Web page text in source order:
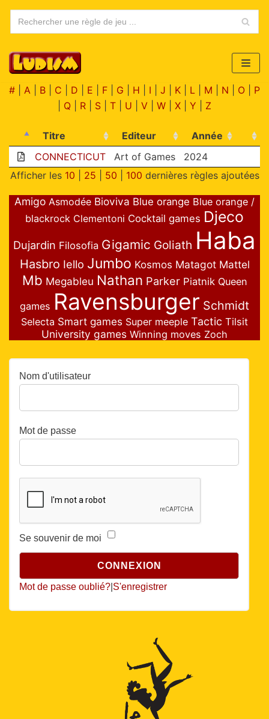
Aller
au
contenu
# A B C D E F G H I J K L M N O
P
Q R S T U V W X Y Z
Titre Editeur
Année
CONNECTICUT
Art of Games
2024
Afficher les 10 25 50 100 dernières règles ajoutées
Amigo Asmodée Bioviva Blue orange Blue orange /
blackrock Clementoni Cocktail games Djeco
Dujardin Filosofia Gigamic Goliath Haba
Hasbro Iello Jumbo Kosmos Matagot Mattel
Mb Megableu Nathan Parker Piatnik Queen
games Ravensburger Schmidt
Selecta Smart games Super meeple Tactic Tilsit
University games Winning moves Zoch
Nom d'utilisateur
Mot de passe
Se souvenir de moi
Mot de passe oublié? S'enregistrer